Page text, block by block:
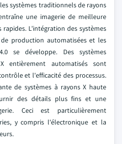
systèmes traditionnels de rayons
une imagerie de meilleure
L'intégration des systèmes
production automatisées et les
se développe. Des systèmes
entièrement automatisés sont
et l'efficacité des processus.
de systèmes à rayons X haute
des détails plus fins et une
Ceci est particulièrement
y compris l'électronique et la